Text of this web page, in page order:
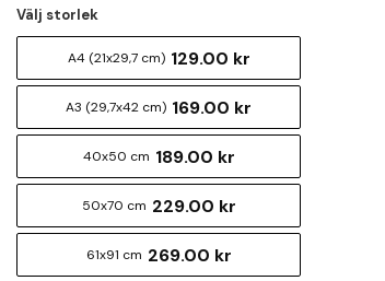
Välj storlek
A4 (21x29,7 cm) 129.00 kr
A3 (29,7x42 cm) 169.00 kr
40x50 cm 189.00 kr
50x70 cm 229.00 kr
61x91 cm 269.00 kr